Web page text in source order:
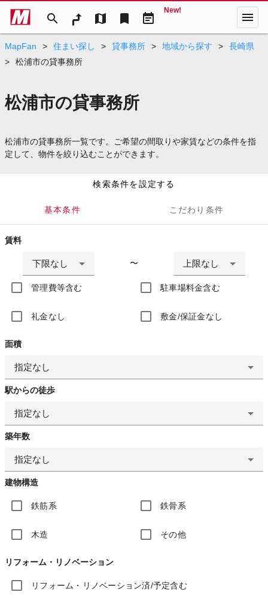
search map bookmark event_note
New! menu
MapFan > 住まい探し > 貸事務所 > 地域から探す >
長崎県
>
松浦市の貸事務所
松浦市の貸事務所
松浦市の貸事務所一覧です。ご希望の間取りや家賃などの条件を指
定して、物件を絞り込むことができます。
検索条件を設定する
基本条件 こだわり条件
賃料
下限なし 〜 上限なし
管理費等含む 駐車場料金含む
礼金なし 敷金/保証金なし
面積
指定なし
駅からの徒歩
指定なし
築年数
指定なし
建物構造
鉄筋系 鉄骨系
木造 その他
リフォーム・リノベーション
リフォーム・リノベーション済/予定含む